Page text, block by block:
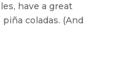
have a great
coladas. (And